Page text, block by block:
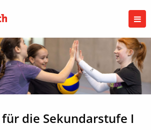
die Sekundarstufe I